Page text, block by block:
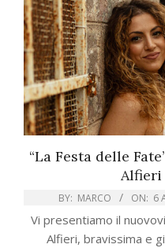
“La Festa delle
Alfieri
BY: MARCO ON: 6
Vi presentiamo il
Alfieri, bravissima e